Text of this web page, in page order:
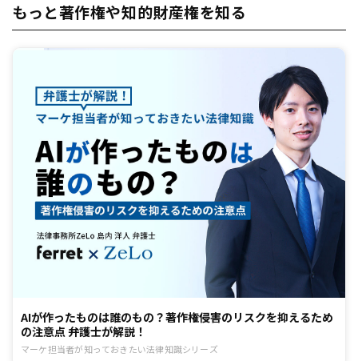
もっと著作権や知的財産権を知る
AIが作ったものは誰のもの？著作権侵害のリスクを抑えるため
の注意点 弁護士が解説！
マーケ担当者が知っておきたい法律知識シリーズ